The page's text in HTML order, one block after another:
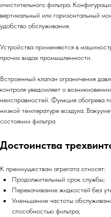
очистительного фильтра.
вертикальный или горизонтальный
удобство обслуживания.
Устройства применяются в
прочих видах промышленности.
Встроенный клапан ограничения
контроля уведомляет о
неисправностей. Функция обогрева
низкой температуре воздуха.
состоянии фильтра.
Достоинства
К преимуществам агрегата относят:
Продолжительный срок службы;
Перекачивание жидкостей без
Уменьшение частоты
способностью фильтра;